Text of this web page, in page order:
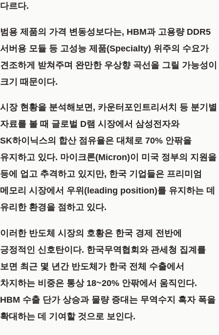
다르다.
범용 제품의 가격 변동성보다는, HBM과 고용량 DDR5
서버용 모듈 등 고성능 제품(Specialty) 위주의 수요가
견조하게 받쳐주며 완만한 우상향 곡선을 그릴 가능성이
크기 때문이다.
시장 현황을 분석해보면, 카운터포인트리서치 등 분기별
자료를 볼 때 글로벌 D램 시장에서 삼성전자와
SK하이닉스의 합산 점유율은 대체로 70% 안팎을
유지하고 있다. 마이크론(Micron)이 미국 정부의 지원을
등에 업고 추격하고 있지만, 한국 기업들은 프리미엄
메모리 시장에서 우위(leading position)를 유지하는 데
유리한 환경을 점하고 있다.
이러한 반도체 시장의 호황은 한국 경제 전반에
긍정적인 신호탄이다. 한국무역협회와 관세청 집계를
보면 최근 몇 년간 반도체가 한국 전체 수출에서
차지하는 비중은 통상 18~20% 안팎에서 움직인다.
HBM 수출 단가 상승과 물량 증대는 무역수지 흑자 폭을
확대하는 데 기여할 것으로 보인다.